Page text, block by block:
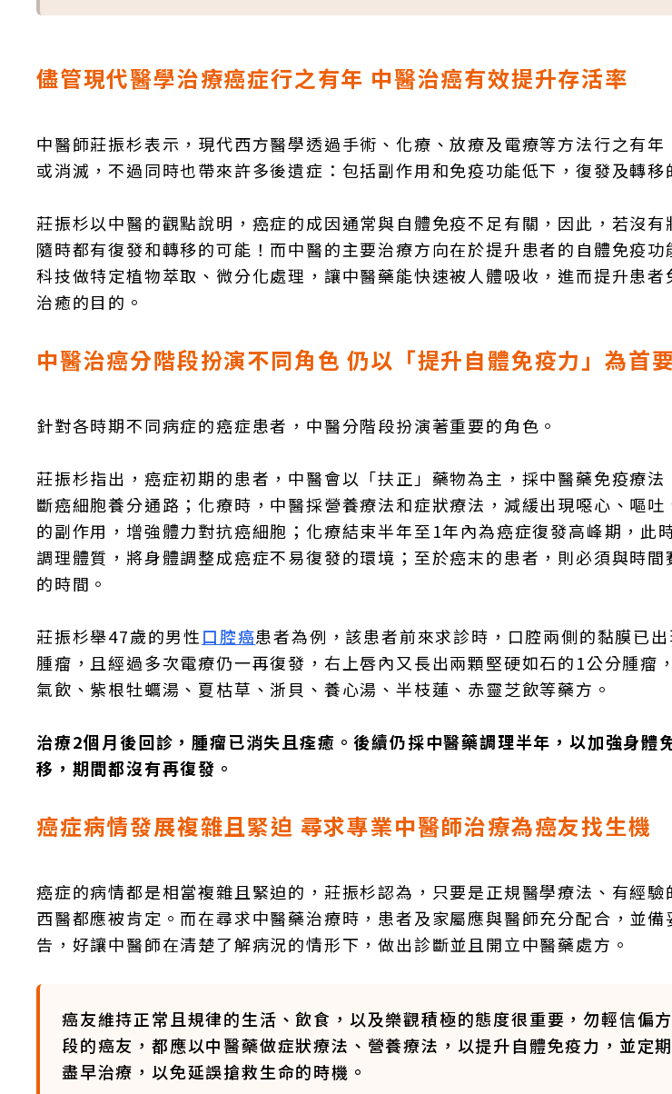
儘管現代醫學治療癌症行之有年 中醫治癌有效提升存活率
中醫師莊振杉表示，現代西方醫學透過手術、化療、放療及電療等方法行之有
或消滅，不過同時也帶來許多後遺症：包括副作用和免疫功能低下，復發及轉移
莊振杉以中醫的觀點說明，癌症的成因通常與自體免疫不足有關，因此，若沒有
隨時都有復發和轉移的可能！而中醫的主要治療方向在於提升患者的自體免疫
科技做特定植物萃取、微分化處理，讓中醫藥能快速被人體吸收，進而提升患
治癒的目的。
中醫治癌分階段扮演不同角色 仍以「提升自體免疫力」為首要
針對各時期不同病症的癌症患者，中醫分階段扮演著重要的角色。
莊振杉指出，癌症初期的患者，中醫會以「扶正」藥物為主，採中醫藥免疫療法
斷癌細胞養分通路；化療時，中醫採營養療法和症狀療法，減緩出現噁心、嘔
的副作用，增強體力對抗癌細胞；化療結束半年至1年內為癌症復發高峰期，此
調理體質，將身體調整成癌症不易復發的環境；至於癌末的患者，則必須與時
的時間。
莊振杉舉47歲的男性口腔癌患者為例，該患者前來求診時，口腔兩側的黏膜已
腫瘤，且經過多次電療仍一再復發，右上唇內又長出兩顆堅硬如石的1公分腫瘤
氣飲、紫根牡蠣湯、夏枯草、浙貝、養心湯、半枝蓮、赤靈芝飲等藥方。
治療2個月後回診，腫瘤已消失且痊癒。後續仍採中醫藥調理半年，以加強身體
移，期間都沒有再復發。
癌症病情發展複雜且緊迫 尋求專業中醫師治療為癌友找生機
癌症的病情都是相當複雜且緊迫的，莊振杉認為，只要是正規醫學療法、有經驗
西醫都應被肯定。而在尋求中醫藥治療時，患者及家屬應與醫師充分配合，並
告，好讓中醫師在清楚了解病況的情形下，做出診斷並且開立中醫藥處方。
癌友維持正常且規律的生活、飲食，以及樂觀積極的態度很重要，勿輕信偏
段的癌友，都應以中醫藥做症狀療法、營養療法，以提升自體免疫力，並定
盡早治療，以免延誤搶救生命的時機。